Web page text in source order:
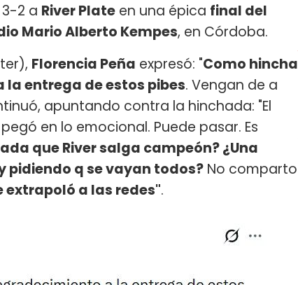
2 a River Plate en una épica final del
Mario Alberto Kempes, en Córdoba.
Florencia Peña expresó: "Como hincha
la entrega de estos pibes. Vengan de a
apuntando contra la hinchada: "El
en lo emocional. Puede pasar. Es
que River salga campeón? ¿Una
q se vayan todos? No comparto
extrapoló a las redes".